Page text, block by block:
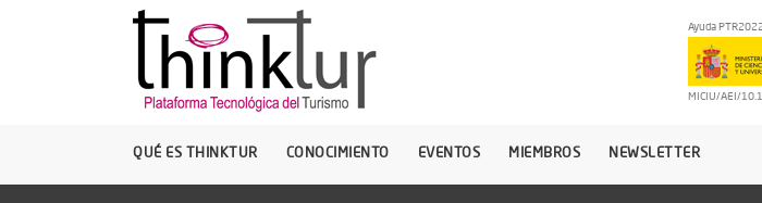
Ayuda
MICIU/AEI/
QUÉ ES THINKTUR CONOCIMIENTO EVENTOS MIEMBROS NEWSLETTER